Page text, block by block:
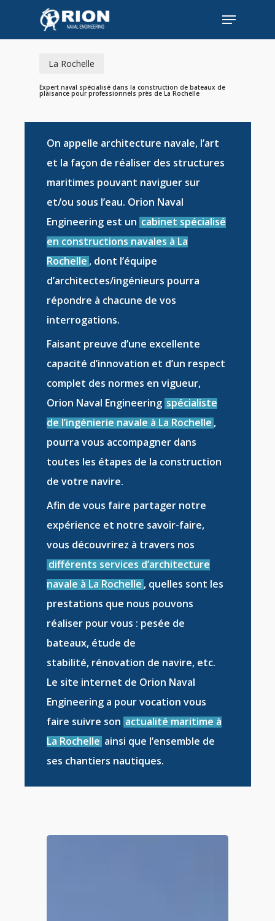
main
Menu
La Rochelle
Expert naval spécialisé dans la construction de bateaux de
plaisance pour professionnels près de La Rochelle
On appelle architecture navale, l’art
et la façon de réaliser des structures
maritimes pouvant naviguer sur
et/ou sous l’eau. Orion Naval
Engineering est un cabinet spécialisé
en constructions navales à La
Rochelle , dont l’équipe
d’architectes/ingénieurs pourra
répondre à chacune de vos
interrogations.
Faisant preuve d’une excellente
capacité d’innovation et d’un respect
complet des normes en vigueur,
Orion Naval Engineering spécialiste
de l’ingénierie navale à La Rochelle ,
pourra vous accompagner dans
toutes les étapes de la construction
de votre navire.
Afin de vous faire partager notre
expérience et notre savoir-faire,
vous découvrirez à travers nos
différents services d’architecture
navale à La Rochelle , quelles sont les
prestations que nous pouvons
réaliser pour vous : pesée de
bateaux, étude de
stabilité, rénovation de navire, etc.
Le site internet de Orion Naval
Engineering a pour vocation vous
faire suivre son actualité maritime à
La Rochelle ainsi que l’ensemble de
ses chantiers nautiques.
Close